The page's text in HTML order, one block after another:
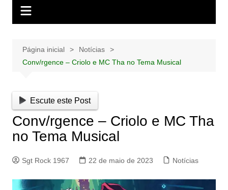
Página inicial
Notícias
Conv/rgence – Criolo e MC Tha no Tema Musical
Escute este Post
Conv/rgence – Criolo e MC Tha
no Tema Musical
Sgt Rock 1967 22 de maio de 2023 Notícias